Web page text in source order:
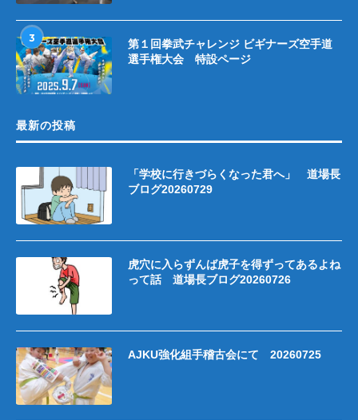
3
第１回拳武チャレンジ ビギナーズ空手道
選手権大会 特設ページ
最新の投稿
「学校に行きづらくなった君へ」 道場長
ブログ20260729
虎穴に入らずんば虎子を得ずってあるよね
って話 道場長ブログ20260726
AJKU強化組手稽古会にて 20260725